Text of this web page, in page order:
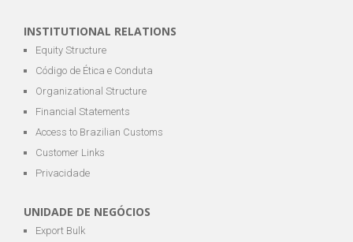
INSTITUTIONAL RELATIONS
Equity Structure
Código de Ética e Conduta
Organizational Structure
Financial Statements
Access to Brazilian Customs
Customer Links
Privacidade
UNIDADE DE NEGÓCIOS
Export Bulk